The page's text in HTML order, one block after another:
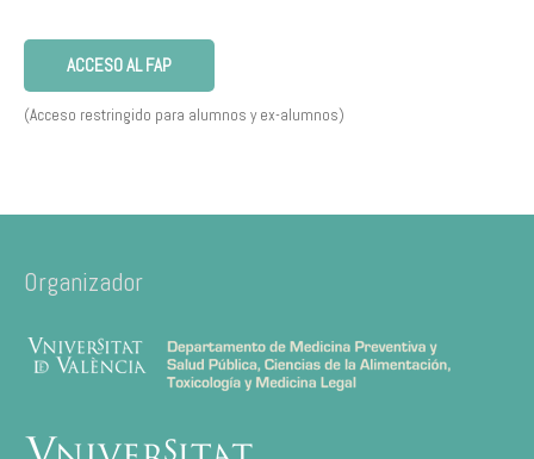
ACCESO AL FAP
(Acceso restringido para alumnos y ex-alumnos)
Organizador